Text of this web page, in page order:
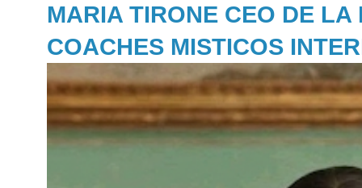
MARIA TIRONE CEO DE LA
COACHES MISTICOS